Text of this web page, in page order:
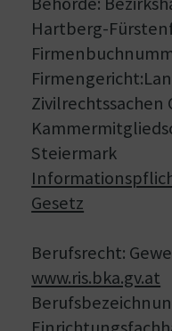
Hartberg-
Zivilrechtssachen
Steiermark
Gesetz
Berufsrecht:
www.ris.bka.gv.at